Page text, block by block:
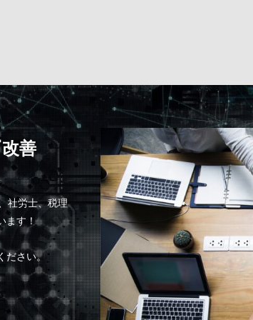
善
社労士、税理
ます！
ださい。